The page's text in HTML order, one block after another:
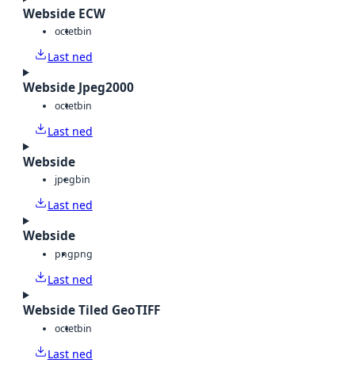
Webside ECW
octetbin
Last ned
Webside Jpeg2000
octetbin
Last ned
Webside
jpegbin
Last ned
Webside
pngpng
Last ned
Webside Tiled GeoTIFF
octetbin
Last ned